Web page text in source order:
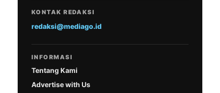
KONTAK REDAKSI
redaksi@mediago.id
INFORMASI
Tentang Kami
Advertise with Us